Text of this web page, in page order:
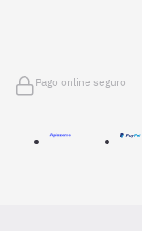
Pago online seguro